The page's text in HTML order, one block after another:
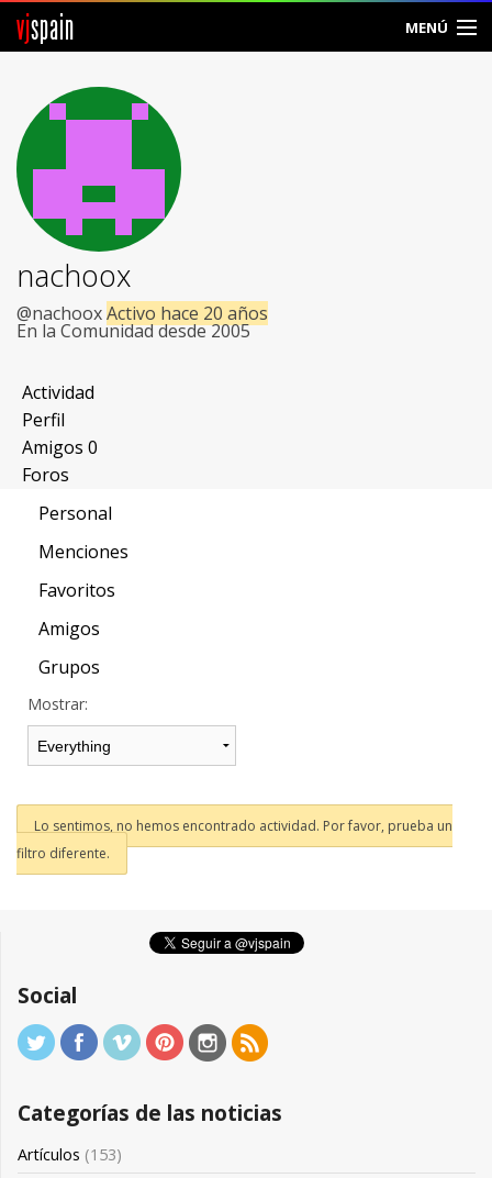
vjspain MENÚ
Foros
Noticias
Vjspain
Ayuda
Contacto
Entrar
Crear Cuenta
nachoox
@nachooxActivo hace 20 años
En la Comunidad desde 2005
Actividad
Perfil
Amigos 0
Foros
Personal
Menciones
Favoritos
Amigos
Grupos
Mostrar:
Lo sentimos, no hemos encontrado actividad. Por favor, prueba un
filtro diferente.
Social
Categorías de las noticias
Artículos (153)